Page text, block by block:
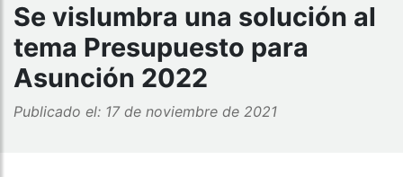
Se vislumbra una solución al
tema Presupuesto para
Asunción 2022
Publicado el: 17 de noviembre de 2021